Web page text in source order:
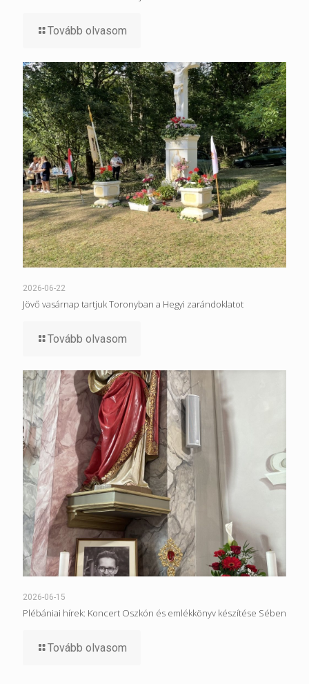
Tovább olvasom
2026-06-22
Jövő vasárnap tartjuk Toronyban a Hegyi zarándoklatot
Tovább olvasom
2026-06-15
Plébániai hírek: Koncert Oszkón és emlékkönyv készítése Sében
Tovább olvasom